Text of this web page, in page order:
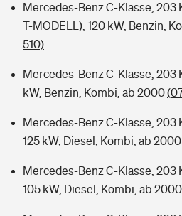
Mercedes-Benz C-Klasse, 203
T-MODELL), 120 kW, Benzin,
510)
Mercedes-Benz C-Klasse, 203
kW, Benzin, Kombi, ab 2000
Mercedes-Benz C-Klasse, 203
125 kW, Diesel, Kombi, ab 2000
Mercedes-Benz C-Klasse, 203
105 kW, Diesel, Kombi, ab 2000